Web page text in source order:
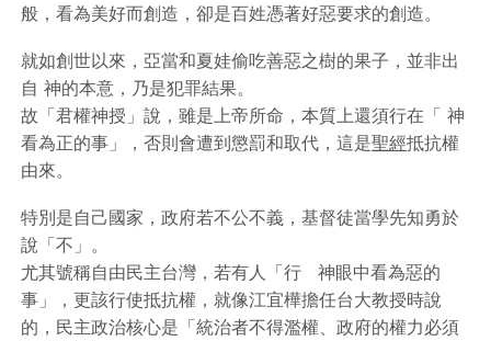
般，看為美好而創造，卻是百姓憑著好惡要求的創造。
就如創世以來，亞當和夏娃偷吃善惡之樹的果子，並非出
自 神的本意，乃是犯罪結果。
故「君權神授」說，雖是上帝所命，本質上還須行在「 神
看為正的事」，否則會遭到懲罰和取代，這是聖經抵抗權
由來。
特別是自己國家，政府若不公不義，基督徒當學先知勇於
說「不」。
尤其號稱自由民主台灣，若有人「行 神眼中看為惡的
事」，更該行使抵抗權，就像江宜樺擔任台大教授時說
的，民主政治核心是「統治者不得濫權、政府的權力必須